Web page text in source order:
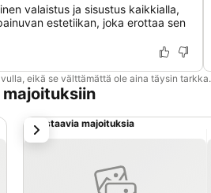
valaistus ja sisustus kaikkialla,
estetiikan, joka erottaa sen
eikä se välttämättä ole aina täysin tarkka.
Vastaavia majoituksia
seuraava